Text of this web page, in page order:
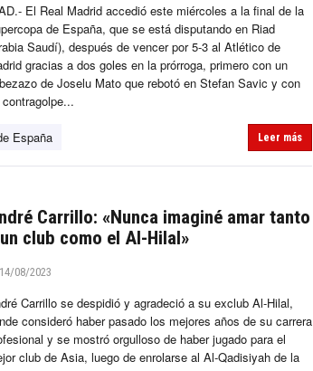
El Real Madrid accedió este miércoles a la final de la
de España, que se está disputando en Riad
Saudí), después de vencer por 5-3 al Atlético de
gracias a dos goles en la prórroga, primero con un
de Joselu Mato que rebotó en Stefan Savic y con
España Leer más
Carrillo: «Nunca imaginé amar tanto
club como el Al-Hilal»
14/08/2023
Carrillo se despidió y agradeció a su exclub Al-Hilal,
consideró haber pasado los mejores años de su carrera
y se mostró orgulloso de haber jugado para el
club de Asia, luego de enrolarse al Al-Qadisiyah de la